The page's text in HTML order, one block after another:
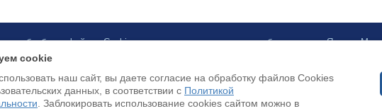
на обработку файлов Cookies и использование сервисов веб-аналитики
.
Payment by credit cards available
cookie
наш сайт, вы даете согласие на обработку файлов Cookies
данных, в соответствии с Политикой
. Заблокировать использование cookies сайтом можно в